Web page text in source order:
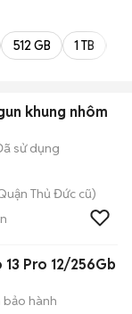
512 GB 1 TB
khung nhôm
sử dụng
Thủ Đức cũ)
Pro 12/256Gb
bảo hành